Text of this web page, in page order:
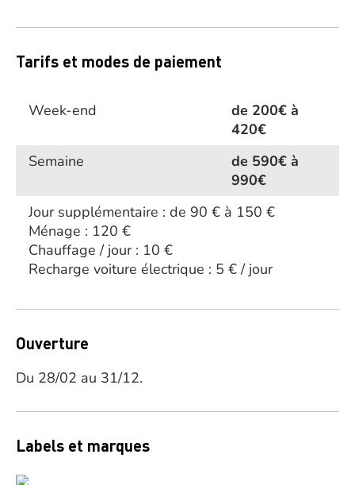
Tarifs et modes de paiement
Week-end
de 200€ à
420€
Semaine
de 590€ à
990€
Jour supplémentaire : de 90 € à 150 €
Ménage : 120 €
Chauffage / jour : 10 €
Recharge voiture électrique : 5 € / jour
Ouverture
Du 28/02 au 31/12.
Labels et marques